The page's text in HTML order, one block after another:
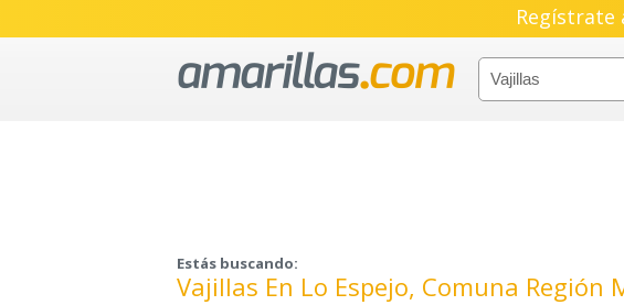
Regístrate
Estás buscando:
Vajillas En Lo Espejo, Comuna Región